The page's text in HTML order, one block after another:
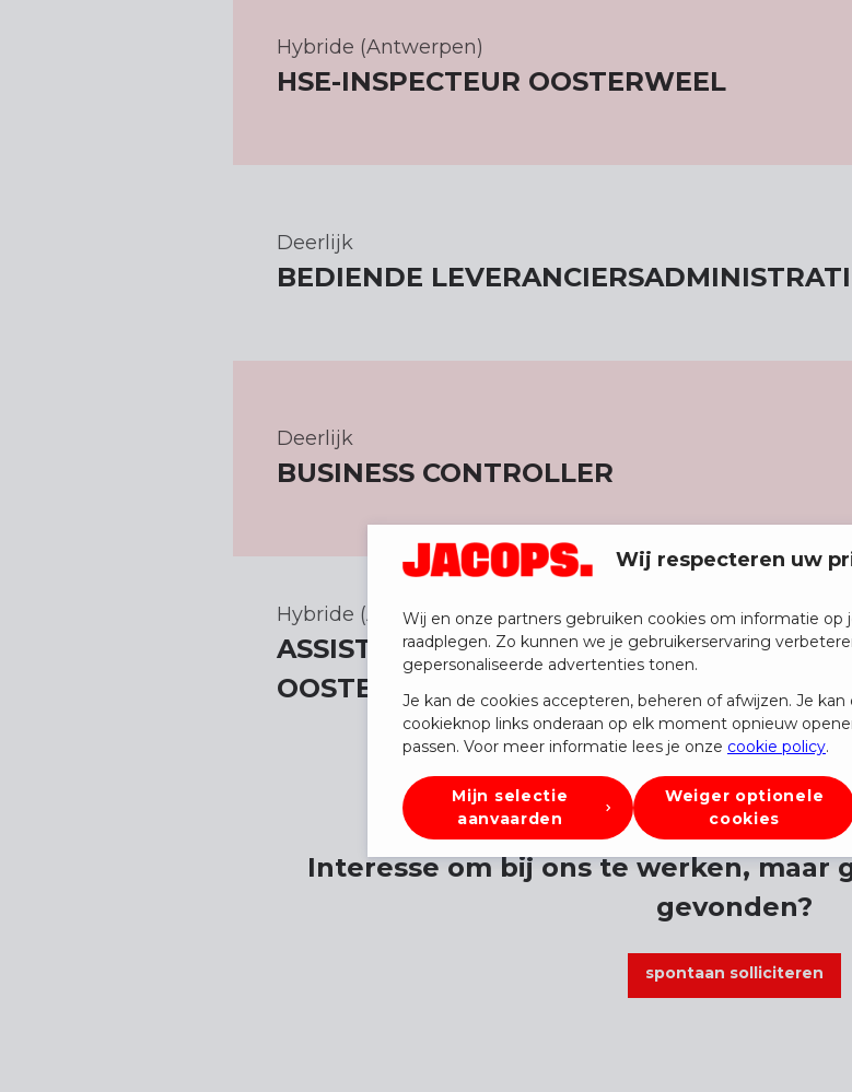
Hybride (Antwerpen)
HSE-INSPECTEUR OOSTERWEEL
Deerlijk
BEDIENDE
Deerlijk
BUSINESS CONTROLLER
Hybride (Antwerpen)
ASSISTENT KWALITEIT- EN
OOSTERWEEL
1 4 5 6
Interesse om bij ons te werken, maar
gevonden?
spontaan solliciteren
Wij respecteren uw
Wij en onze partners gebruiken cookies om informatie op
raadplegen. Zo kunnen we je gebruikerservaring
gepersonaliseerde advertenties tonen.
Je kan de cookies accepteren, beheren of afwijzen. Je
cookieknop links onderaan op elk moment opnieuw
passen. Voor meer informatie lees je onze cookie policy.
Mijn selectie
aanvaarden
Weiger optionele
cookies